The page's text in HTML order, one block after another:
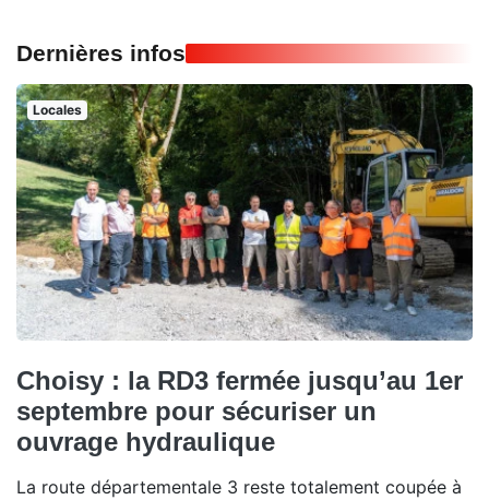
Dernières infos
Locales
Choisy : la RD3 fermée jusqu’au 1er
septembre pour sécuriser un
ouvrage hydraulique
La route départementale 3 reste totalement coupée à